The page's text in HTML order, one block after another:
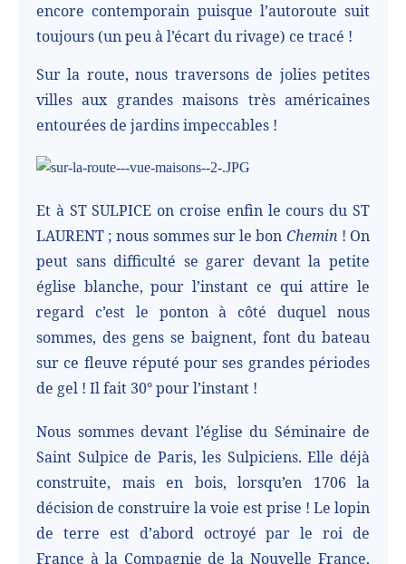
encore contemporain puisque l’autoroute suit
toujours (un peu à l’écart du rivage) ce tracé !
Sur la route, nous traversons de jolies petites
villes aux grandes maisons très américaines
entourées de jardins impeccables !
Et à ST SULPICE on croise enfin le cours du ST
LAURENT ; nous sommes sur le bon Chemin ! On
peut sans difficulté se garer devant la petite
église blanche, pour l’instant ce qui attire le
regard c’est le ponton à côté duquel nous
sommes, des gens se baignent, font du bateau
sur ce fleuve réputé pour ses grandes périodes
de gel ! Il fait 30° pour l’instant !
Nous sommes devant l’église du Séminaire de
Saint Sulpice de Paris, les Sulpiciens. Elle déjà
construite, mais en bois, lorsqu’en 1706 la
décision de construire la voie est prise ! Le lopin
de terre est d’abord octroyé par le roi de
France à la Compagnie de la Nouvelle France,